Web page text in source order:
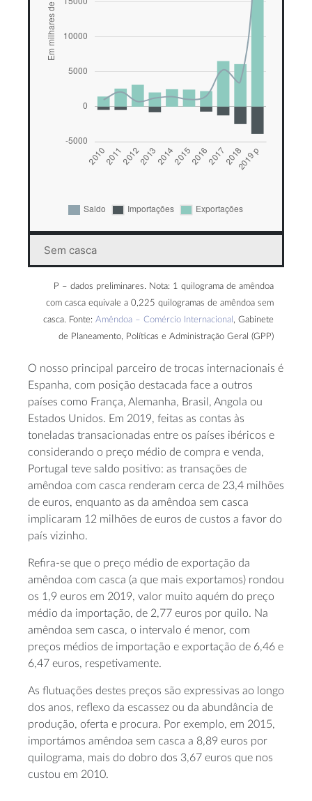
Sem casca
P – dados preliminares. Nota: 1 quilograma de amêndoa
com casca equivale a 0,225 quilogramas de amêndoa sem
casca. Fonte: Amêndoa – Comércio Internacional , Gabinete
de Planeamento, Políticas e Administração Geral (GPP)
O nosso principal parceiro de trocas internacionais é
Espanha, com posição destacada face a outros
países como França, Alemanha, Brasil, Angola ou
Estados Unidos. Em 2019, feitas as contas às
toneladas transacionadas entre os países ibéricos e
considerando o preço médio de compra e venda,
Portugal teve saldo positivo: as transações de
amêndoa com casca renderam cerca de 23,4 milhões
de euros, enquanto as da amêndoa sem casca
implicaram 12 milhões de euros de custos a favor do
país vizinho.
Refira-se que o preço médio de exportação da
amêndoa com casca (a que mais exportamos) rondou
os 1,9 euros em 2019, valor muito aquém do preço
médio da importação, de 2,77 euros por quilo. Na
amêndoa sem casca, o intervalo é menor, com
preços médios de importação e exportação de 6,46 e
6,47 euros, respetivamente.
As flutuações destes preços são expressivas ao longo
dos anos, reflexo da escassez ou da abundância de
produção, oferta e procura. Por exemplo, em 2015,
importámos amêndoa sem casca a 8,89 euros por
quilograma, mais do dobro dos 3,67 euros que nos
custou em 2010.